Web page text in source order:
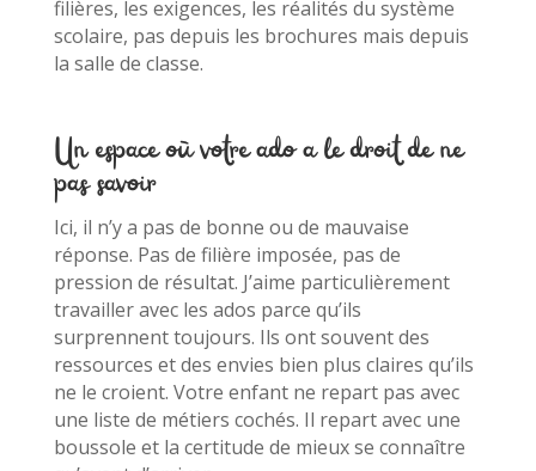
filières, les exigences, les réalités du système
scolaire, pas depuis les brochures mais depuis
la salle de classe.
Un espace où votre ado a le droit de ne
pas savoir
Ici, il n’y a pas de bonne ou de mauvaise
réponse. Pas de filière imposée, pas de
pression de résultat. J’aime particulièrement
travailler avec les ados parce qu’ils
surprennent toujours. Ils ont souvent des
ressources et des envies bien plus claires qu’ils
ne le croient. Votre enfant ne repart pas avec
une liste de métiers cochés. Il repart avec une
boussole et la certitude de mieux se connaître